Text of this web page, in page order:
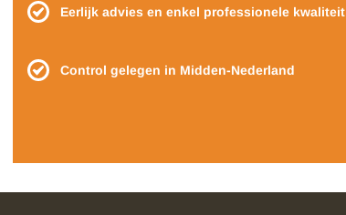
Eerlijk advies en enkel professionele kwaliteit
Control gelegen in Midden-Nederland